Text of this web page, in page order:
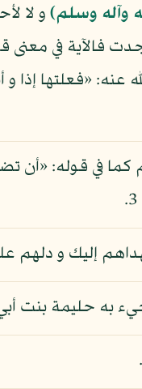
وآله وسلم) و لا
فالآية في معنى
إليك و دلهم
به حليمة بنت